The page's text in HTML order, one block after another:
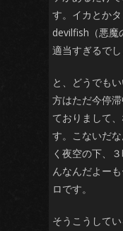
す。イカとか
devilfish（悪魔
適当すぎるでし
と、どうでも
方はただ今停
ておりまして
す。こないだ
く夜空の下、
んなんだよー
ロです。
そうこうして